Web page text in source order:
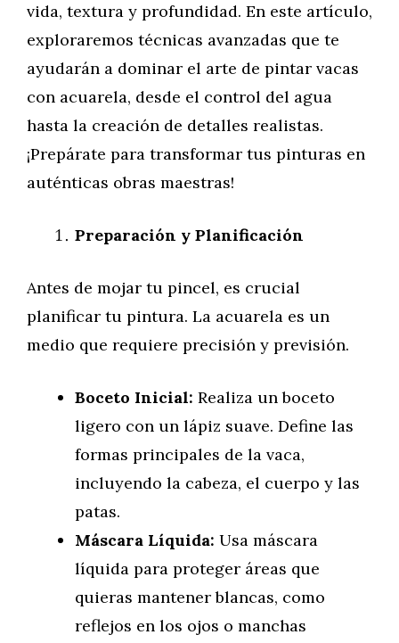
vida, textura y profundidad. En este artículo,
exploraremos técnicas avanzadas que te
ayudarán a dominar el arte de pintar vacas
con acuarela, desde el control del agua
hasta la creación de detalles realistas.
¡Prepárate para transformar tus pinturas en
auténticas obras maestras!
Preparación y Planificación
Antes de mojar tu pincel, es crucial
planificar tu pintura. La acuarela es un
medio que requiere precisión y previsión.
Boceto Inicial: Realiza un boceto
ligero con un lápiz suave. Define las
formas principales de la vaca,
incluyendo la cabeza, el cuerpo y las
patas.
Máscara Líquida: Usa máscara
líquida para proteger áreas que
quieras mantener blancas, como
reflejos en los ojos o manchas